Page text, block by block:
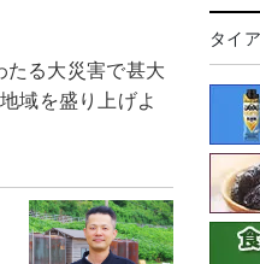
る大災害で甚大
域を盛り上げよ
タイ